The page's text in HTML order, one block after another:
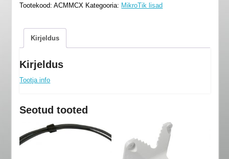
Tootekood:ACMMCX Kategooria: MikroTik lisad
Kirjeldus
Kirjeldus
Tootja info
Seotud tooted